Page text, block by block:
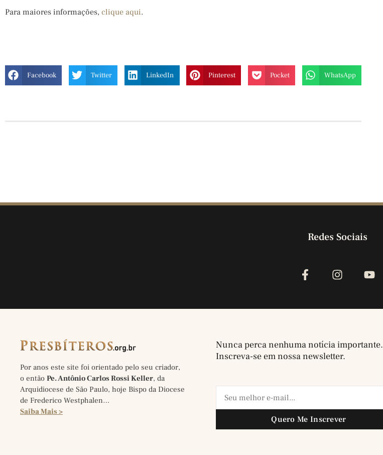
Para maiores informações, clique aqui.
Facebook Twitter LinkedIn Pinterest Pocket WhatsApp
Redes Sociais
Por anos este site foi orientado pelo seu criador,
o então Pe. Antônio Carlos Rossi Keller, da
Arquidiocese de São Paulo, hoje Bispo da Diocese
de Frederico Westphalen…
Saiba Mais >
Nunca perca nenhuma notícia importante.
Inscreva-se em nossa newsletter.
Quero Me Inscrever